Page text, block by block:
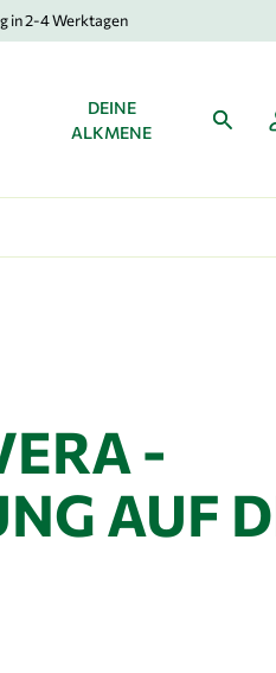
in 2-4 Werktagen
DEINE
ALKMENE
-
AUF